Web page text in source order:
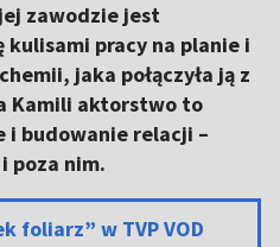
zawodzie jest
pracy na planie i
jaka połączyła ją z
Kamili aktorstwo to
i budowanie relacji –
poza nim.
foliarz” w TVP VOD